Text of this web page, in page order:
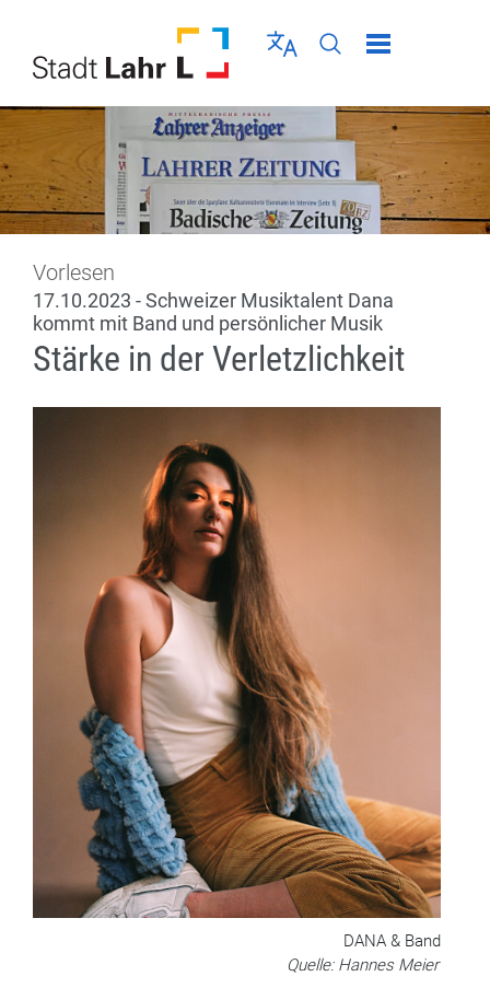
Sprache wählen
Seiten-Suche
Menü schließen
Vorlesen
17.10.2023 - Schweizer Musiktalent Dana
kommt mit Band und persönlicher Musik
Stärke in der Verletzlichkeit
DANA & Band
Quelle: Hannes Meier